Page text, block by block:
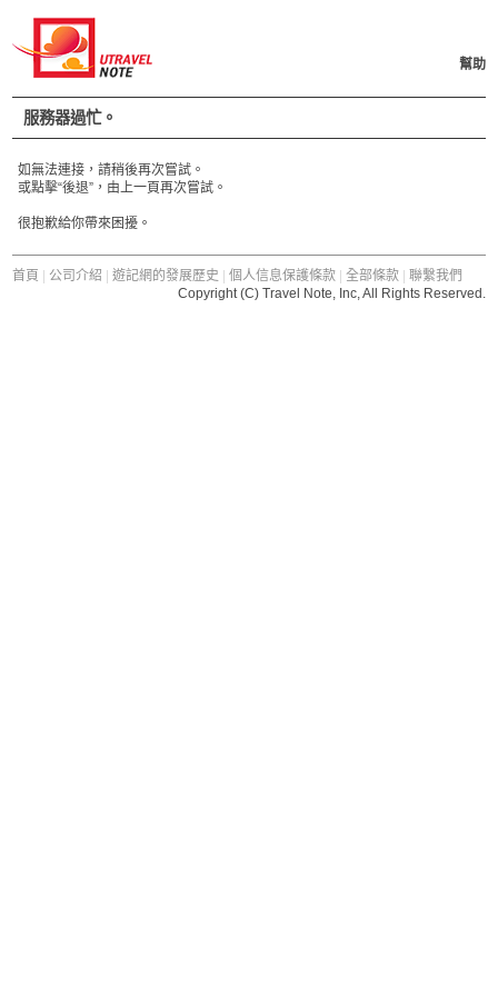
幫助
服務器過忙。
如無法連接，請稍後再次嘗試。
或點擊“後退”，由上一頁再次嘗試。
很抱歉給你帶來困擾。
首頁 公司介紹 |遊記網的發展歷史 |個人信息保護條款 |全部條款 |聯繫我們
Copyright (C) Travel Note, Inc, All Rights Reserved.